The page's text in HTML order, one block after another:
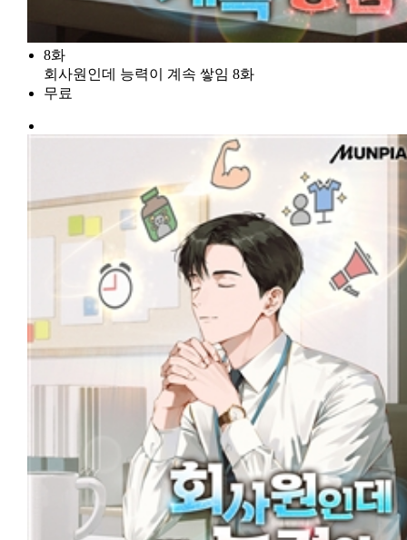
8화
회사원인데 능력이 계속 쌓임 8화
무료